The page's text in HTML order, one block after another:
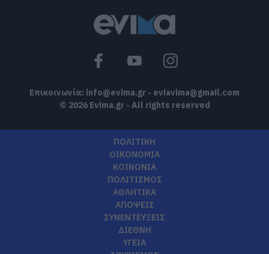
Επικοινωνία: info@evima.gr - eviavima@gmail.com
© 2026 Evima.gr - All rights reserved
ΠΟΛΙΤΙΚΗ
ΟΙΚΟΝΟΜΙΑ
ΚΟΙΝΩΝΙΑ
ΠΟΛΙΤΙΣΜΟΣ
ΑΘΛΗΤΙΚΑ
ΑΠΟΨΕΙΣ
ΣΥΝΕΝΤΕΥΞΕΙΣ
ΔΙΕΘΝΗ
ΥΓΕΙΑ